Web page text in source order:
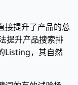
接提升了产品的总
提升产品搜索排
Listing，其自然